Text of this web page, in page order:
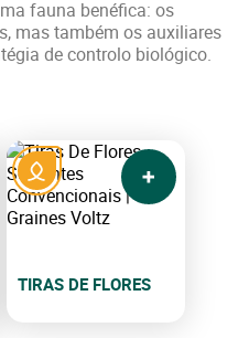
fauna benéfica: os
mas também os auxiliares
de controlo biológico.
TIRAS DE FLORES